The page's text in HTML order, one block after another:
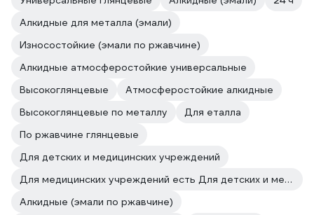
Алкидные для металла (эмали)
Износостойкие (эмали по ржавчине)
Алкидные атмосферостойкие универсальные
Высокоглянцевые
Атмосферостойкие алкидные
Высокоглянцевые по металлу
Для еталла
По ржавчине глянцевые
Для детских и медицинских учреждений
Для медицинских учреждений есть Для детских и медицинских учреждений
Алкидные (эмали по ржавчине)